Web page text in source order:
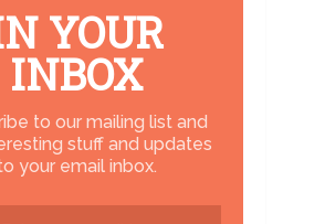
YOUR
INBOX
to our mailing list and
stuff and updates
your email inbox.